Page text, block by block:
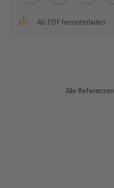
Als PDF herunterladen
Alle Referenzen